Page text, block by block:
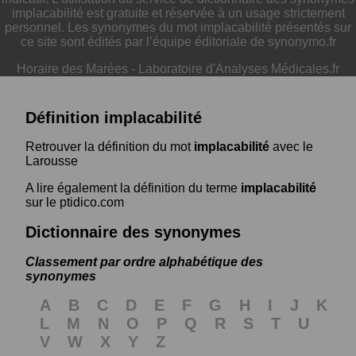
implacabilité est gratuite et réservée à un usage strictement
personnel. Les synonymes du mot implacabilité présentés sur
ce site sont édités par l’équipe éditoriale de synonymo.fr
Horaire des Marées - Laboratoire d'Analyses Médicales.fr
Définition implacabilité
Retrouver la définition du mot implacabilité avec le
Larousse
A lire également la définition du terme implacabilité
sur le ptidico.com
Dictionnaire des synonymes
Classement par ordre alphabétique des
synonymes
A B C D E F G H I J
K
L
M N O P Q R S T
U
V
W X Y Z